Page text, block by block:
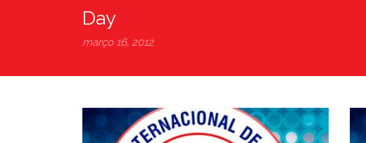
Day
março 16, 2012